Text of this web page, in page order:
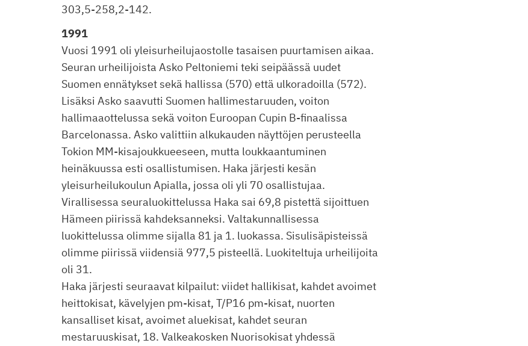
303,5-258,2-142.
1991
Vuosi 1991 oli yleisurheilujaostolle tasaisen puurtamisen aikaa.
Seuran urheilijoista Asko Peltoniemi teki seipäässä uudet
Suomen ennätykset sekä hallissa (570) että ulkoradoilla (572).
Lisäksi Asko saavutti Suomen hallimestaruuden, voiton
hallimaaottelussa sekä voiton Euroopan Cupin B-finaalissa
Barcelonassa. Asko valittiin alkukauden näyttöjen perusteella
Tokion MM-kisajoukkueeseen, mutta loukkaantuminen
heinäkuussa esti osallistumisen. Haka järjesti kesän
yleisurheilukoulun Apialla, jossa oli yli 70 osallistujaa.
Virallisessa seuraluokittelussa Haka sai 69,8 pistettä sijoittuen
Hämeen piirissä kahdeksanneksi. Valtakunnallisessa
luokittelussa olimme sijalla 81 ja 1. luokassa. Sisulisäpisteissä
olimme piirissä viidensiä 977,5 pisteellä. Luokiteltuja urheilijoita
oli 31.
Haka järjesti seuraavat kilpailut: viidet hallikisat, kahdet avoimet
heittokisat, kävelyjen pm-kisat, T/P16 pm-kisat, nuorten
kansalliset kisat, avoimet aluekisat, kahdet seuran
mestaruuskisat, 18. Valkeakosken Nuorisokisat yhdessä